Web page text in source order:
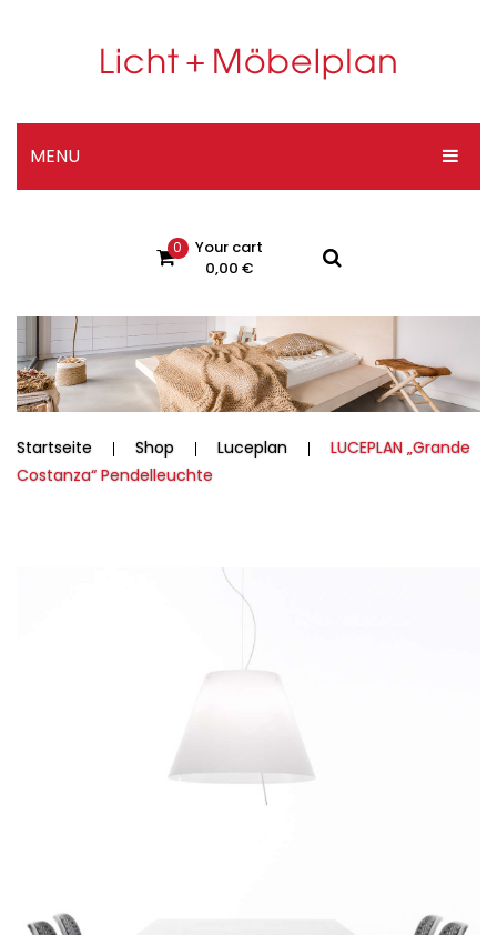
MENU
DESIGNER-SHOP
KONTAKT
Impressum
Datenschutzerklärung
0
Your cart
0,00 €
No products in the cart.
Startseite Shop Luceplan
LUCEPLAN „Grande
Costanza“ Pendelleuchte